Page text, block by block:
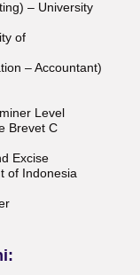
– University
of
– Accountant)
Level
Brevet C
Excise
of Indonesia